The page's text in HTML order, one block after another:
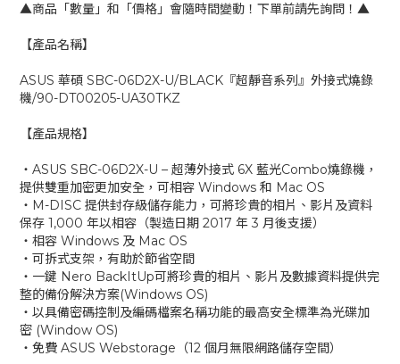
▲商品「數量」和「價格」會隨時間變動！下單前請先詢問！▲
【產品名稱】
ASUS 華碩 SBC-06D2X-U/BLACK『超靜音系列』外接式燒錄
機/90-DT00205-UA30TKZ
【產品規格】
‧ASUS SBC-06D2X-U – 超薄外接式 6X 藍光Combo燒錄機，
提供雙重加密更加安全，可相容 Windows 和 Mac OS
‧M-DISC 提供封存級儲存能力，可將珍貴的相片、影片及資料
保存 1,000 年以相容（製造日期 2017 年 3 月後支援）
‧相容 Windows 及 Mac OS
‧可拆式支架，有助於節省空間
‧一鍵 Nero BackItUp可將珍貴的相片、影片及數據資料提供完
整的備份解決方案(Windows OS)
‧以具備密碼控制及編碼檔案名稱功能的最高安全標準為光碟加
密 (Window OS)
‧免費 ASUS Webstorage（12 個月無限網路儲存空間）